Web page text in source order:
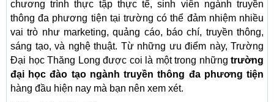
chương trình thực tập thực tế, sinh viên ngành truyền
thông đa phương tiện tại trường có thể đảm nhiệm nhiều
vai trò như marketing, quảng cáo, báo chí, truyền thông,
sáng tạo, và nghệ thuật. Từ những ưu điểm này, Trường
Đại học Thăng Long được coi là một trong những trường
đại học đào tạo ngành truyền thông đa phương tiện
hàng đầu hiện nay mà bạn nên xem xét.